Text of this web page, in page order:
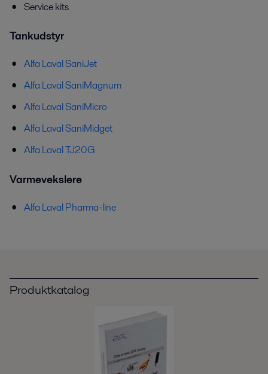
Service kits
Tankudstyr
Alfa Laval SaniJet
Alfa Laval SaniMagnum
Alfa Laval SaniMicro
Alfa Laval SaniMidget
Alfa Laval TJ20G
Varmevekslere
Alfa Laval Pharma-line
Produktkatalog